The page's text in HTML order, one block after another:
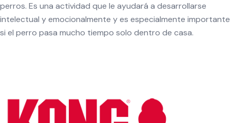
perros. Es una actividad que le ayudará a desarrollarse
intelectual y emocionalmente y es especialmente importante
si el perro pasa mucho tiempo solo dentro de casa.